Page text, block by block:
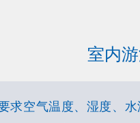
室内
求空气温度、湿度、